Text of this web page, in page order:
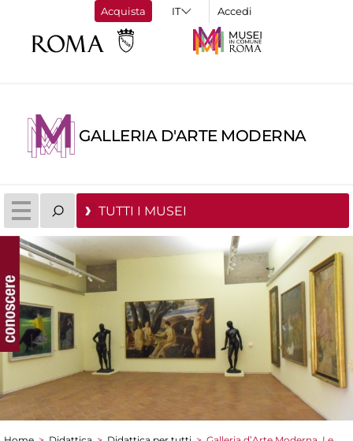
Acquista Accedi
GALLERIA D'ARTE MODERNA
TUTTI I MUSEI